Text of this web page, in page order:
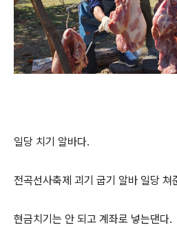
일당 치기 알바다.
전곡선사축제 괴기 굽기 알바 일당 쳐
현금치기는 안 되고 계좌로 넣는댄다.